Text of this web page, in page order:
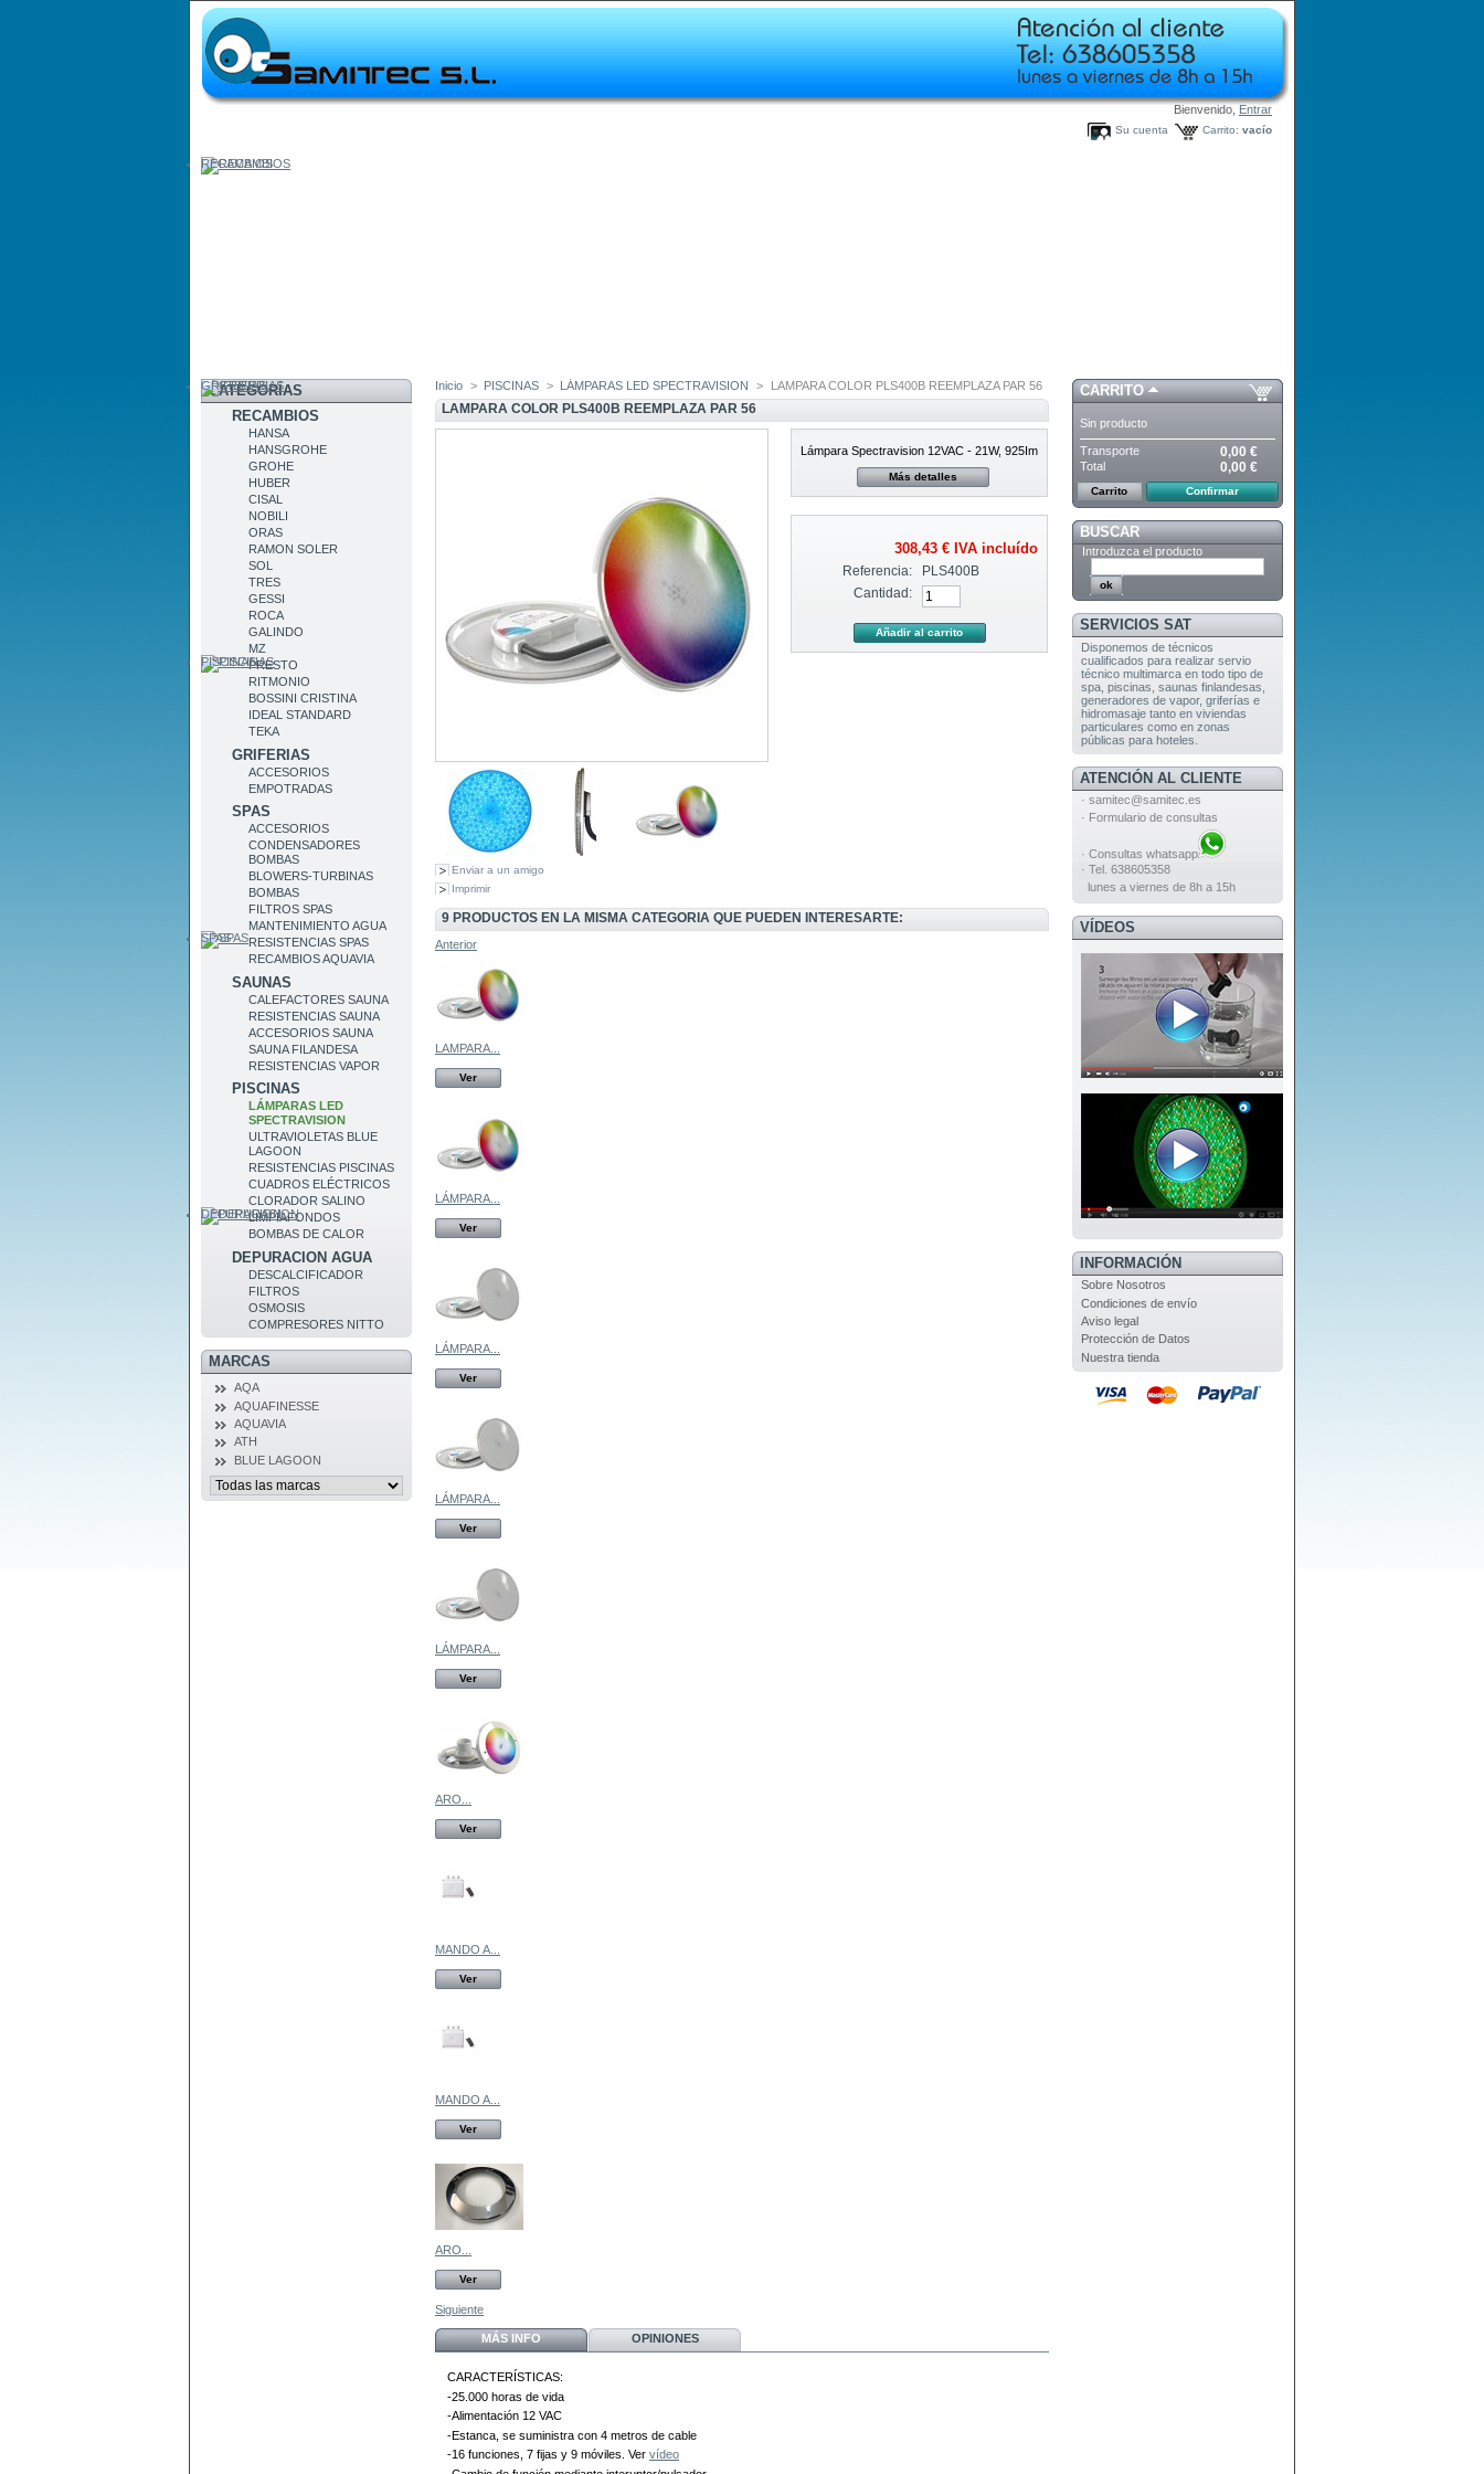
Bienvenido, Entrar
Carrito: vacío
Su cuenta
RECAMBIOS
GRIFERIAS
PISCINAS
SPAS
DEPURACION
CATEGORÍAS
RECAMBIOS
HANSA
HANSGROHE
GROHE
HUBER
CISAL
NOBILI
ORAS
RAMON SOLER
SOL
TRES
GESSI
ROCA
GALINDO
MZ
PRESTO
RITMONIO
BOSSINI CRISTINA
IDEAL STANDARD
TEKA
GRIFERIAS
ACCESORIOS
EMPOTRADAS
SPAS
ACCESORIOS
CONDENSADORES
BOMBAS
BLOWERS-TURBINAS
BOMBAS
FILTROS SPAS
MANTENIMIENTO AGUA
RESISTENCIAS SPAS
RECAMBIOS AQUAVIA
SAUNAS
CALEFACTORES SAUNA
RESISTENCIAS SAUNA
ACCESORIOS SAUNA
SAUNA FILANDESA
RESISTENCIAS VAPOR
PISCINAS
LÁMPARAS LED
SPECTRAVISION
ULTRAVIOLETAS BLUE
LAGOON
RESISTENCIAS PISCINAS
CUADROS ELÉCTRICOS
CLORADOR SALINO
LIMPIAFONDOS
BOMBAS DE CALOR
DEPURACION AGUA
DESCALCIFICADOR
FILTROS
OSMOSIS
COMPRESORES NITTO
MARCAS
AQA
AQUAFINESSE
AQUAVIA
ATH
BLUE LAGOON
Inicio > PISCINAS > LÁMPARAS LED SPECTRAVISION > LAMPARA COLOR PLS400B REEMPLAZA PAR 56
LAMPARA COLOR PLS400B REEMPLAZA PAR 56
Enviar a un amigo
Imprimir
Lámpara Spectravision 12VAC - 21W, 925Im
Más detalles
308,43 €IVA incluído
Referencia:
PLS400B
Cantidad:
9 PRODUCTOS EN LA MISMA CATEGORIA QUE PUEDEN INTERESARTE:
Anterior
LAMPARA...
Ver
LÁMPARA...
Ver
LÁMPARA...
Ver
LÁMPARA...
Ver
LÁMPARA...
Ver
ARO...
Ver
MANDO A...
Ver
MANDO A...
Ver
ARO...
Ver
Siguiente
MÁS INFO OPINIONES
CARACTERÍSTICAS:
-25.000 horas de vida
-Alimentación 12 VAC
-Estanca, se suministra con 4 metros de cable
-16 funciones, 7 fijas y 9 móviles. Ver vídeo
CARRITO
Sin producto
Transporte 0,00 €
Total 0,00 €
Carrito Confirmar
BUSCAR
Introduzca el producto
SERVICIOS SAT
Disponemos de técnicos
cualificados para realizar servio
técnico multimarca en todo tipo de
spa, piscinas, saunas finlandesas,
generadores de vapor, griferías e
hidromasaje tanto en viviendas
particulares como en zonas
públicas para hoteles.
ATENCIÓN AL CLIENTE
· samitec@samitec.es
· Formulario de consultas
· Consultas whatsapp
· Tel. 638605358
lunes a viernes de 8h a 15h
VÍDEOS
INFORMACIÓN
Sobre Nosotros
Condiciones de envío
Aviso legal
Protección de Datos
Nuestra tienda